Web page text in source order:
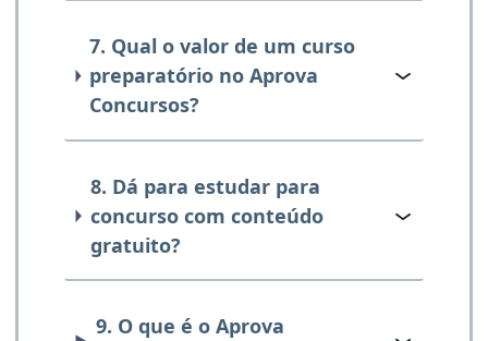
7. Qual o valor de um curso
preparatório no Aprova
Concursos?
8. Dá para estudar para
concurso com conteúdo
gratuito?
9. O que é o Aprova